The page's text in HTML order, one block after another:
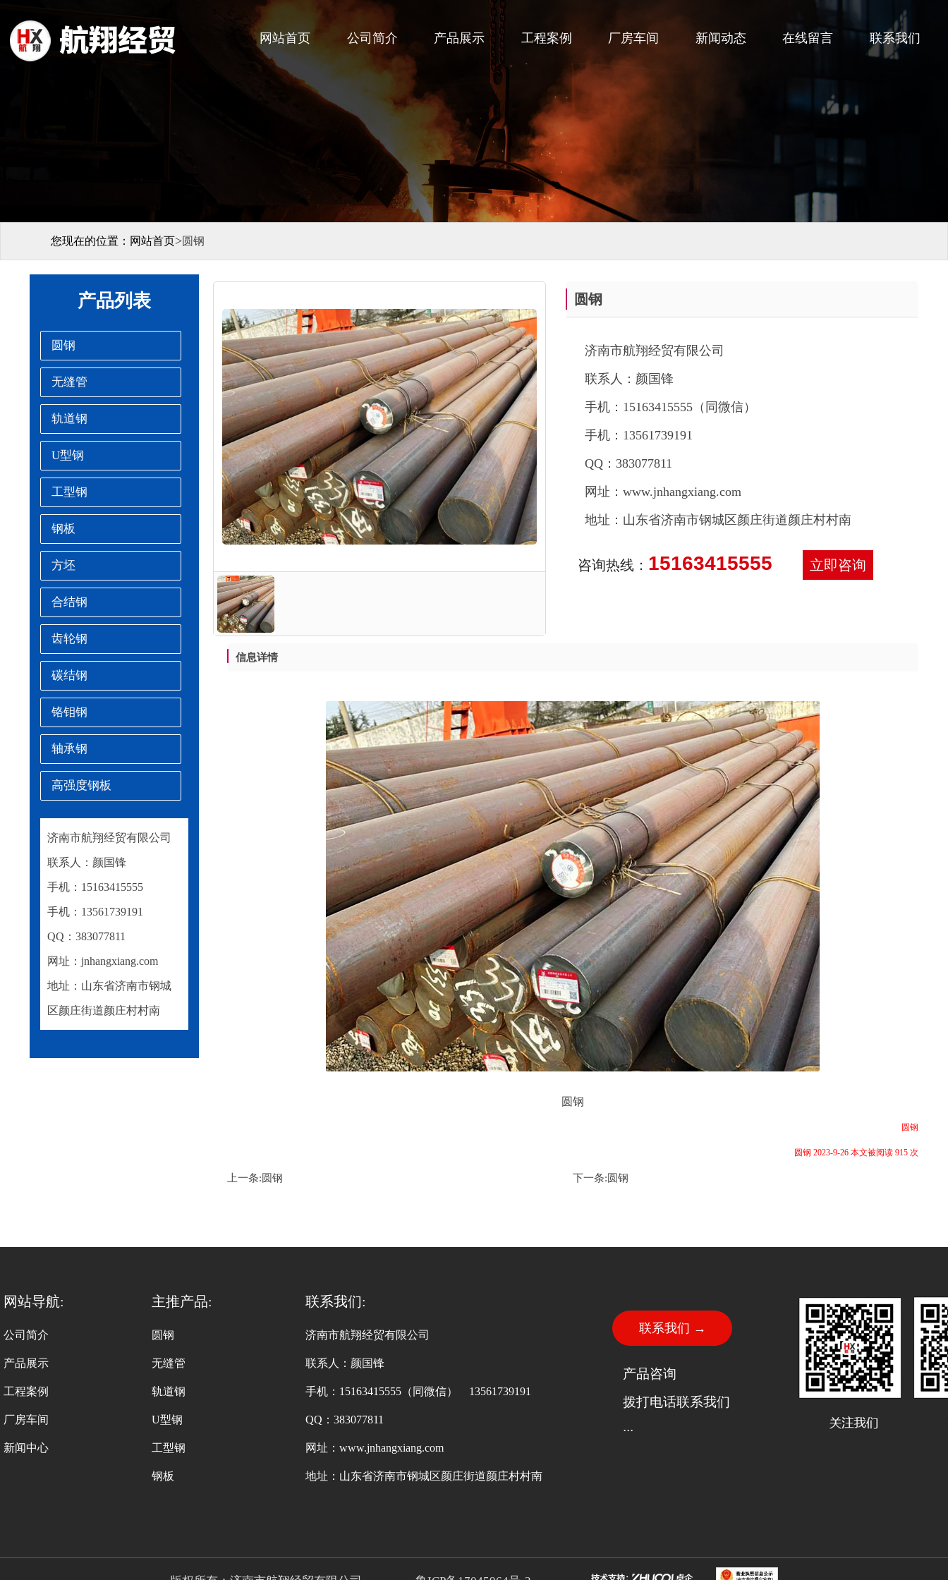
网站首页 公司简介 产品展示 工程案例 厂房车间 新闻动态 在线留言 联系我们
您现在的位置： 网站首页>圆钢
产品列表
圆钢
无缝管
轨道钢
U型钢
工型钢
钢板
方坯
合结钢
齿轮钢
碳结钢
铬钼钢
轴承钢
高强度钢板
济南市航翔经贸有限公司
联系人：颜国锋
手机：15163415555
手机：13561739191
QQ：383077811
网址：jnhangxiang.com
地址：山东省济南市钢城
区颜庄街道颜庄村村南
圆钢
济南市航翔经贸有限公司
联系人：颜国锋
手机：15163415555（同微信）
手机：13561739191
QQ：383077811
网址：www.jnhangxiang.com
地址：山东省济南市钢城区颜庄街道颜庄村村南
咨询热线： 15163415555 立即咨询
信息详情
圆钢
圆钢
圆钢 2023-9-26 本文被阅读 915 次
上一条: 圆钢 下一条: 圆钢
网站导航:
公司简介
产品展示
工程案例
厂房车间
新闻中心
主推产品:
圆钢
无缝管
轨道钢
U型钢
工型钢
钢板
联系我们:
济南市航翔经贸有限公司
联系人：颜国锋
手机：15163415555（同微信） 13561739191
QQ：383077811
网址：www.jnhangxiang.com
地址：山东省济南市钢城区颜庄街道颜庄村村南
联系我们 →
产品咨询
拨打电话联系我们
···